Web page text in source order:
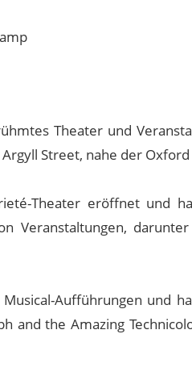
Theater und
Street, nahe der
Theater eröffnet und
Veranstaltungen,
Aufführungen und
and the Amazing